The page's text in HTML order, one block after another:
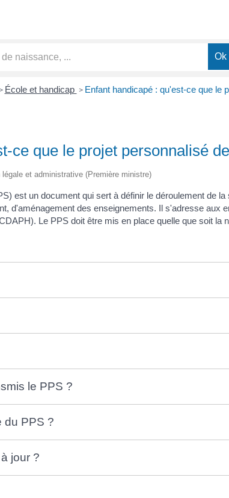
> École et handicap > Enfant handicapé : qu'est-ce que le
ce que le projet personnalisé
et administrative (Première ministre)
est un document qui sert à définir le déroulement de
d'aménagement des enseignements. Il s'adresse
Le PPS doit être mis en place quelle que soit la
le PPS ?
du PPS ?
jour ?